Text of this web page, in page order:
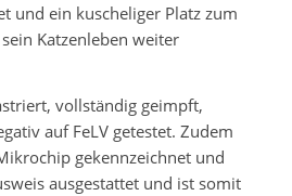
und ein kuscheliger Platz zum
Katzenleben weiter
vollständig geimpft,
auf FeLV getestet. Zudem
gekennzeichnet und
ausgestattet und ist somit